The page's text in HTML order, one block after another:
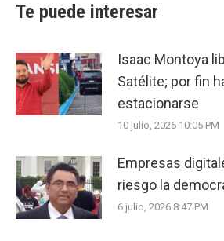
Te puede interesar
Isaac Montoya
Satélite; por fin
estacionarse
10 julio, 2026 10:05 PM
Empresas
riesgo la
6 julio, 2026 8:47 PM